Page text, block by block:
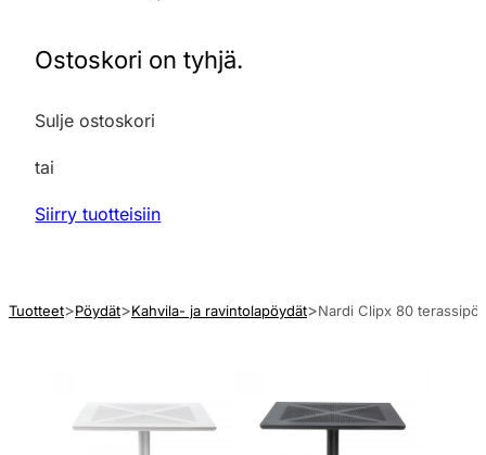
Ostoskori on tyhjä.
Sulje ostoskori
tai
Siirry tuotteisiin
Tuotteet Pöydät Kahvila- ja ravintolapöydät Nardi Clipx 80